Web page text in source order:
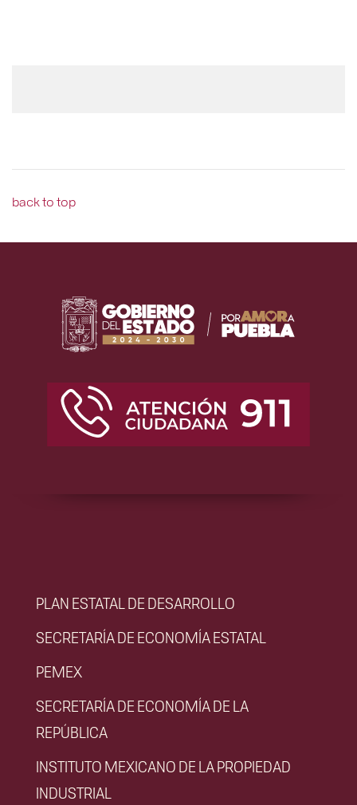
back to top
PLAN ESTATAL DE DESARROLLO
SECRETARÍA DE ECONOMÍA ESTATAL
PEMEX
SECRETARÍA DE ECONOMÍA DE LA
REPÚBLICA
INSTITUTO MEXICANO DE LA PROPIEDAD
INDUSTRIAL